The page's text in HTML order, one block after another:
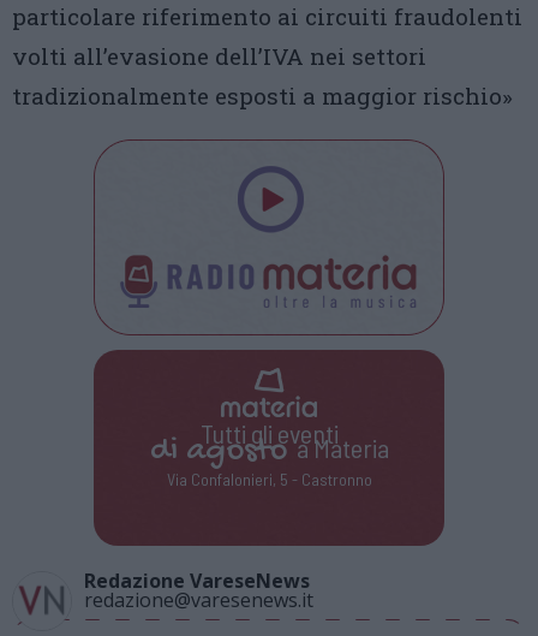
particolare riferimento ai circuiti fraudolenti
volti all’evasione dell’IVA nei settori
tradizionalmente esposti a maggior rischio»
Tutti gli eventi
di agostoa Materia
Via Confalonieri, 5 - Castronno
Redazione VareseNews
redazione@varesenews.it